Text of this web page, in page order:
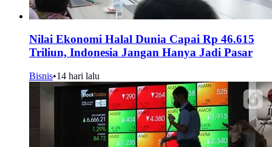
Nilai Ekonomi Halal Dunia Capai Rp 46.615
Triliun, Indonesia Jangan Hanya Jadi Pasar
Bisnis•14 hari lalu